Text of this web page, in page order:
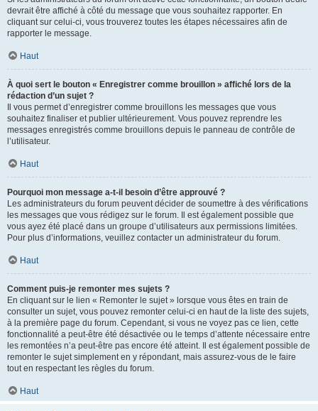
devrait être affiché à côté du message que vous souhaitez rapporter. En
cliquant sur celui-ci, vous trouverez toutes les étapes nécessaires afin de
rapporter le message.
Haut
À quoi sert le bouton « Enregistrer comme brouillon » affiché lors de la
rédaction d’un sujet ?
Il vous permet d’enregistrer comme brouillons les messages que vous
souhaitez finaliser et publier ultérieurement. Vous pouvez reprendre les
messages enregistrés comme brouillons depuis le panneau de contrôle de
l’utilisateur.
Haut
Pourquoi mon message a-t-il besoin d’être approuvé ?
Les administrateurs du forum peuvent décider de soumettre à des vérifications
les messages que vous rédigez sur le forum. Il est également possible que
vous ayez été placé dans un groupe d’utilisateurs aux permissions limitées.
Pour plus d’informations, veuillez contacter un administrateur du forum.
Haut
Comment puis-je remonter mes sujets ?
En cliquant sur le lien « Remonter le sujet » lorsque vous êtes en train de
consulter un sujet, vous pouvez remonter celui-ci en haut de la liste des sujets,
à la première page du forum. Cependant, si vous ne voyez pas ce lien, cette
fonctionnalité a peut-être été désactivée ou le temps d’attente nécessaire entre
les remontées n’a peut-être pas encore été atteint. Il est également possible de
remonter le sujet simplement en y répondant, mais assurez-vous de le faire
tout en respectant les règles du forum.
Haut